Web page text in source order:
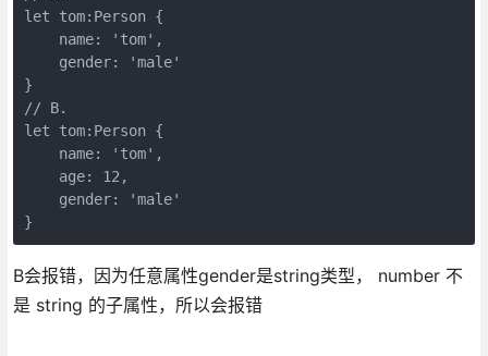
let tom:Person {
    name: 'tom',
    gender: 'male'
}
// B.
let tom:Person {
    name: 'tom',
    age: 12,
    gender: 'male'
}
B会报错，因为任意属性gender是string类型， number 不
是 string 的子属性，所以会报错